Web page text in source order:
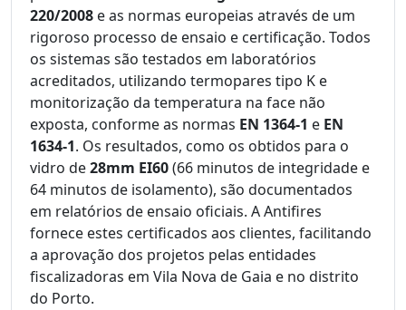
220/2008 e as normas europeias através de um
rigoroso processo de ensaio e certificação. Todos
os sistemas são testados em laboratórios
acreditados, utilizando termopares tipo K e
monitorização da temperatura na face não
exposta, conforme as normas EN 1364-1 e EN
1634-1. Os resultados, como os obtidos para o
vidro de28mm EI60(66 minutos de integridade e
64 minutos de isolamento), são documentados
em relatórios de ensaio oficiais. A Antifires
fornece estes certificados aos clientes, facilitando
a aprovação dos projetos pelas entidades
fiscalizadoras em Vila Nova de Gaia e no distrito
do Porto.